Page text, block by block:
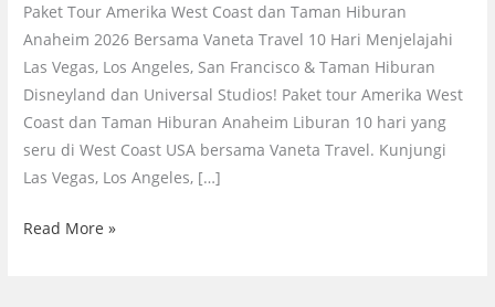
Paket Tour Amerika West Coast dan Taman Hiburan
Anaheim 2026 Bersama Vaneta Travel 10 Hari Menjelajahi
Las Vegas, Los Angeles, San Francisco & Taman Hiburan
Disneyland dan Universal Studios! Paket tour Amerika West
Coast dan Taman Hiburan Anaheim Liburan 10 hari yang
seru di West Coast USA bersama Vaneta Travel. Kunjungi
Las Vegas, Los Angeles, […]
Paket
Read More »